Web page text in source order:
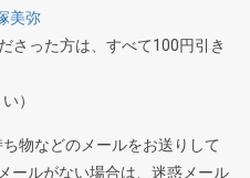
美弥
さった方は、すべて100円引き
）
物などのメールをお送りして
ールがない場合は、迷惑メール